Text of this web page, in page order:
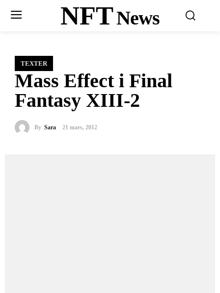
NFTNews
TEXTER
Mass Effect i Final
Fantasy XIII-2
By Sara 21 mars, 2012